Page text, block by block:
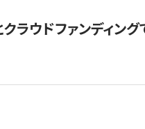
クラウドファンディン